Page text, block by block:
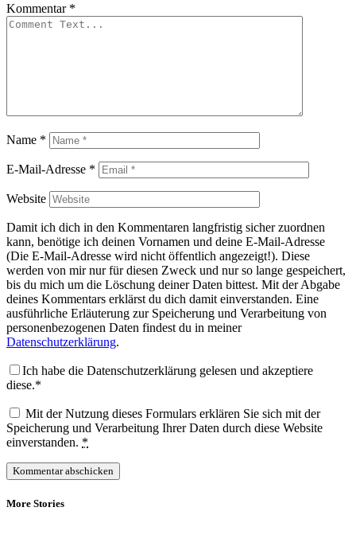
Kommentar *
Name *
E-Mail-Adresse *
Website
Damit ich dich in den Kommentaren langfristig sicher zuordnen
kann, benötige ich deinen Vornamen und deine E-Mail-Adresse
(Die E-Mail-Adresse wird nicht öffentlich angezeigt!). Diese
werden von mir nur für diesen Zweck und nur so lange gespeichert,
bis du mich um die Löschung deiner Daten bittest. Mit der Abgabe
deines Kommentars erklärst du dich damit einverstanden. Eine
ausführliche Erläuterung zur Speicherung und Verarbeitung von
personenbezogenen Daten findest du in meiner
Datenschutzerklärung.
Ich habe die Datenschutzerklärung gelesen und akzeptiere
diese.*
Mit der Nutzung dieses Formulars erklären Sie sich mit der
Speicherung und Verarbeitung Ihrer Daten durch diese Website
einverstanden. *
More Stories